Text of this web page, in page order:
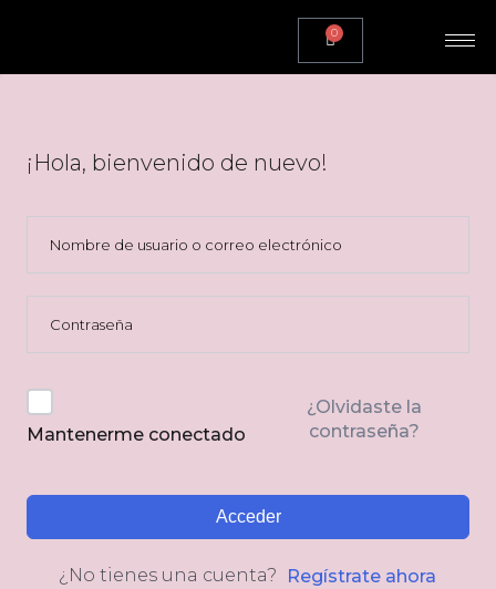
0
¡Hola, bienvenido de nuevo!
Mantenerme conectado
¿Olvidaste la
contraseña?
Acceder
¿No tienes una cuenta? Regístrate ahora